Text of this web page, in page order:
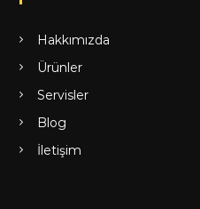
Hakkımızda
Ürünler
Servisler
Blog
İletişim